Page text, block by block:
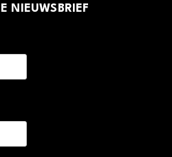
NIEUWSBRIEF